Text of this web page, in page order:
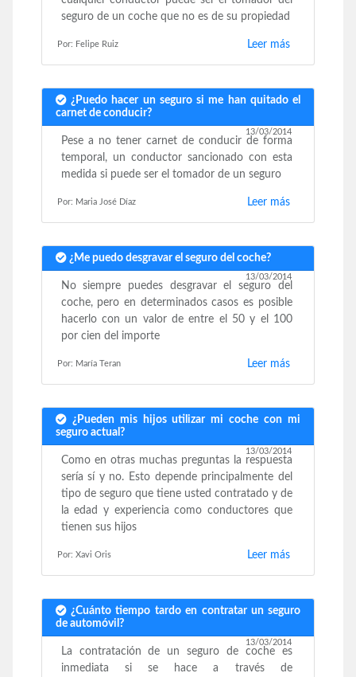
seguro de un coche que no es de su propiedad
Por: Felipe Ruiz Leer más
¿Puedo hacer un seguro si me han quitado el
carnet de conducir?
13/03/2014
Pese a no tener carnet de conducir de forma
temporal, un conductor sancionado con esta
medida si puede ser el tomador de un seguro
Por: Maria José Díaz Leer más
¿Me puedo desgravar el seguro del coche?
13/03/2014
No siempre puedes desgravar el seguro del
coche, pero en determinados casos es posible
hacerlo con un valor de entre el 50 y el 100
por cien del importe
Por: María Teran Leer más
¿Pueden mis hijos utilizar mi coche con mi
seguro actual?
13/03/2014
Como en otras muchas preguntas la respuesta
sería sí y no. Esto depende principalmente del
tipo de seguro que tiene usted contratado y de
la edad y experiencia como conductores que
tienen sus hijos
Por: Xavi Oris Leer más
¿Cuánto tiempo tardo en contratar un seguro
de automóvil?
13/03/2014
La contratación de un seguro de coche es
inmediata si se hace a través de